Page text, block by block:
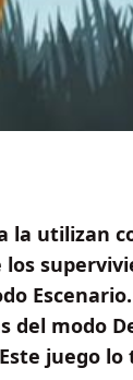
la utilizan
del modo
juego